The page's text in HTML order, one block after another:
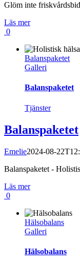
Glöm inte
Läs mer
0
Balanspaketet
Galleri
Balanspaketet
Tjänster
Balanspaketet
Emelie2024-08-
Balanspaketet -
Läs mer
0
Hälsobalans
Galleri
Hälsobalans